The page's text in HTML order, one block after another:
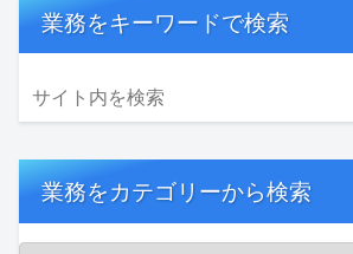
業務をキーワードで検索
業務をカテゴリーから検索